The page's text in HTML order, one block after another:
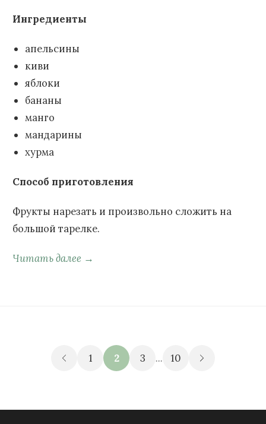
Ингредиенты
апельсины
киви
яблоки
бананы
манго
мандарины
хурма
Способ приготовления
Фрукты нарезать и произвольно сложить на
большой тарелке.
Читать далее →
1 2 3 ... 10